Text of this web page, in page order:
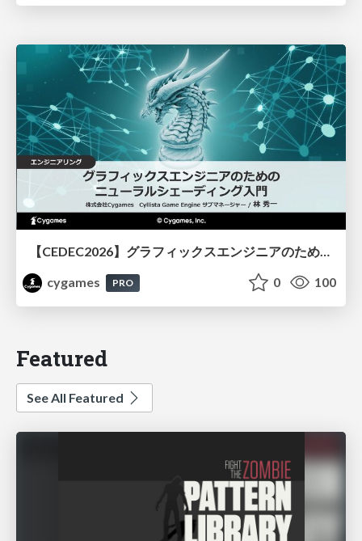
【CEDEC2026】グラフィックスエンジニアのためのニューラルシェーディング入門
cygames
PRO 0 100
Featured
See All Featured